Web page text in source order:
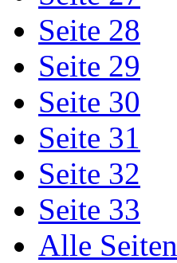
Seite 28
Seite 29
Seite 30
Seite 31
Seite 32
Seite 33
Alle Seiten